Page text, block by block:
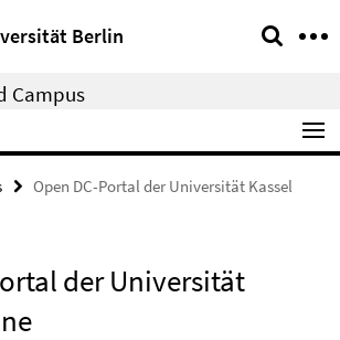
Berlin
Campus
Open DC-Portal der Universität Kassel
der Universität